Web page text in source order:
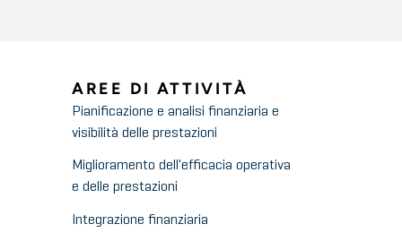
AREE DI ATTIVITÀ
Pianificazione e analisi finanziaria e
visibilità delle prestazioni
Miglioramento dell'efficacia operativa
e delle prestazioni
Integrazione finanziaria